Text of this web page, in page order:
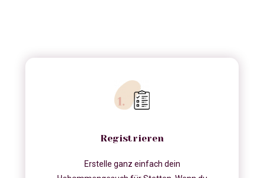
Registrieren
Erstelle ganz einfach dein